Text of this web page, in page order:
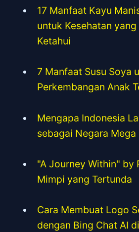
17 Manfaat Kayu
untuk Kesehatan yang
Ketahui
7 Manfaat Susu Soya
Perkembangan Anak
Mengapa Indonesia
sebagai Negara
"A Journey Within" by
Mimpi yang Tertunda
Cara Membuat Logo
dengan Bing Chat AI